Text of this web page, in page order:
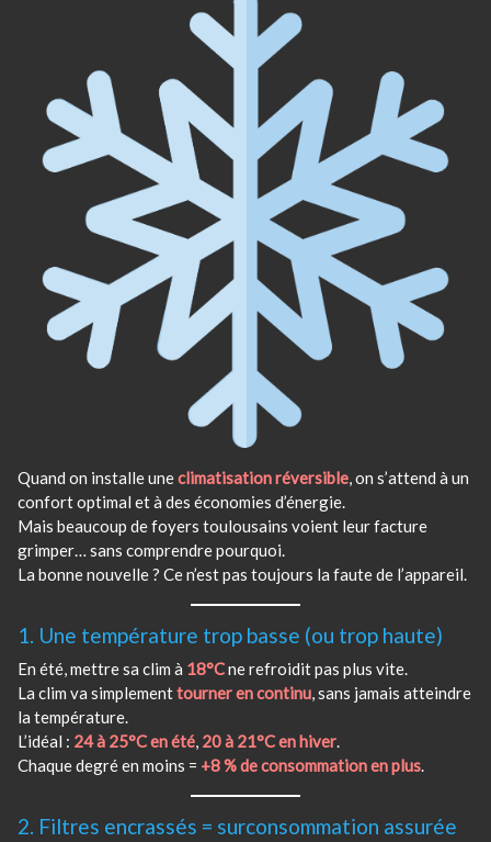
Quand on installe uneclimatisation réversible, on s’attend à un
confort optimal et à des économies d’énergie.
Mais beaucoup de foyers toulousains voient leur facture
grimper… sans comprendre pourquoi.
La bonne nouvelle ? Ce n’est pas toujours la faute de l’appareil.
1. Une température trop basse (ou trop haute)
En été, mettre sa clim à 18°Cne refroidit pas plus vite.
La clim va simplementtourner en continu, sans jamais atteindre
la température.
L’idéal : 24 à 25°C en été, 20 à 21°C en hiver.
Chaque degré en moins = +8 % de consommation en plus.
2. Filtres encrassés = surconsommation assurée